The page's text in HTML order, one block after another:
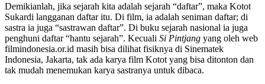
Demikianlah, jika sejarah kita adalah sejarah “daftar”, maka Kotot
Sukardi langganan daftar itu. Di film, ia adalah seniman daftar; di
sastra ia juga “sastrawan daftar”. Di buku sejarah nasional ia juga
penghuni daftar “hantu sejarah”. Kecuali Si Pintjang yang oleh web
filmindonesia.or.id masih bisa dilihat fisiknya di Sinematek
Indonesia, Jakarta, tak ada karya film Kotot yang bisa ditonton dan
tak mudah menemukan karya sastranya untuk dibaca.